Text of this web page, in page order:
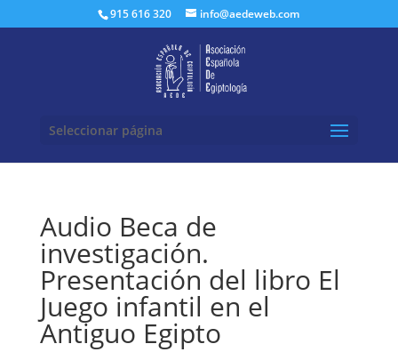
915 616 320 info@aedeweb.com
Seleccionar página
Audio Beca de
investigación.
Presentación del libro El
Juego infantil en el
Antiguo Egipto